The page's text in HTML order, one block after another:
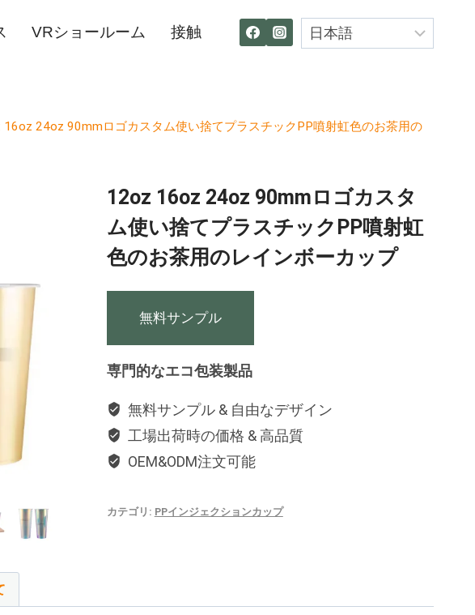
VRショールーム 接触
16oz 24oz 90mmロゴカスタム使い捨てプラスチックPP噴射虹色のお茶用の
12oz 16oz 24oz 90mmロゴカスタ
ム使い捨てプラスチックPP噴射虹
色のお茶用のレインボーカップ
無料サンプル
専門的なエコ包装製品
無料サンプル & 自由なデザイン
工場出荷時の価格 & 高品質
OEM&ODM注文可能
カテゴリ: PPインジェクションカップ